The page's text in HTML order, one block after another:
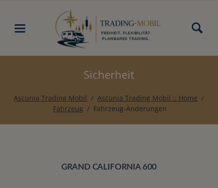
Sicherheit
Ascunia Trading Mobil
Ascunia Trading Mobil :: Home
Fahrzeug
Fahrzeug-Änderungen
GRAND CALIFORNIA 600